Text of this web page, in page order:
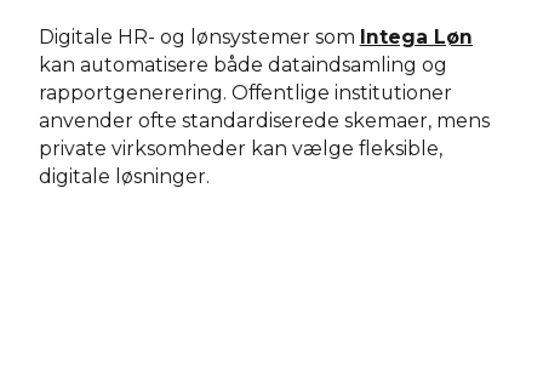
Digitale HR- og lønsystemer som Intega Løn
kan automatisere både dataindsamling og
rapportgenerering. Offentlige institutioner
anvender ofte standardiserede skemaer, mens
private virksomheder kan vælge fleksible,
digitale løsninger.